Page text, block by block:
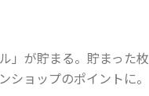
」が貯まる。貯まった枚
ショップのポイントに。